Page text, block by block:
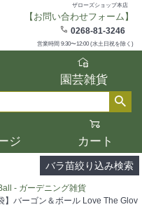
ザローズショップ本店
【お問い合わせフォーム】
0268-81-3246
営業時間 9:30〜12:00 (水土日祝を除く)
園芸雑貨
ジ カート
バラ苗絞り込み検索
して絞り込み検索が可能
に該当する品種のみ検索
す。
ブランドなどは1つずつ選
- ガーデニング雑貨
】バーゴン＆ボール Love The Glov